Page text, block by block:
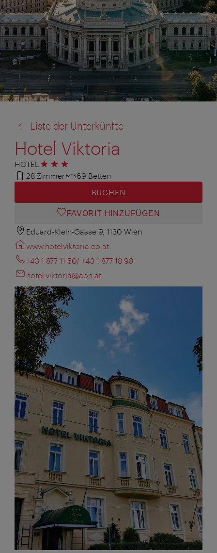
zu:
Liste der Unterkünfte
Hotel Viktoria
HOTEL 3 Sterne
28 Zimmer
69 Betten
BUCHEN
FAVORIT HINZUFÜGEN
Eduard-Klein-Gasse 9, 1130 Wien
www.hotelviktoria.co.at
+43 1 877 11 50/ +43 1 877 18 98
hotel.viktoria@aon.at